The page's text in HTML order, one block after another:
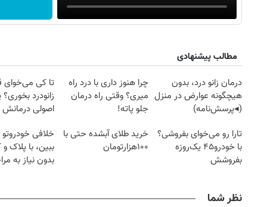
مطالب پیشنهادی
درمان زانو درد، بدون
هیچگونه عوارض در منزل
(◂پرسش‌نامه)
چرا هنوز داری با درد راه
میری؟ وقتی راه درمان
جلو پاته!
تا کی
زانودرد بخوری؟
اصولی
تارا رو می‌خوای بفروشی؟
با خودرو۴۵ یک‌روزه
بفروشش
خرید طلای آبشده حتی با
۱۰۰هزارتومان
خلافی خودروتو
ببین، با پلاک
بدون نیاز به
نظر شما